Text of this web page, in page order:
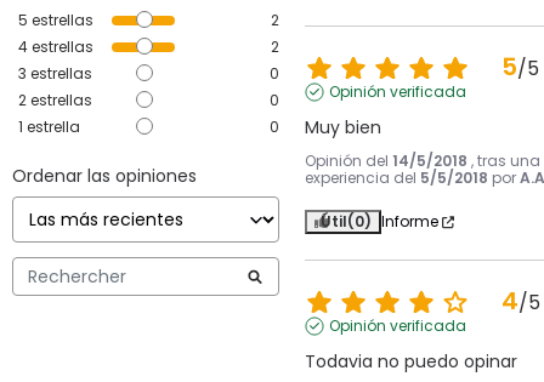
5 estrellas
2
4estrellas
2
3 estrellas
0
2estrellas
0
1 estrella 0
Ordenar las opiniones
5/5
Opinión verificada
Muy bien
Opinión del 14/5/2018 , tras una
experiencia del 5/5/2018 por
Útil(0) Informe
4/5
Opinión verificada
Todavia no puedo opinar